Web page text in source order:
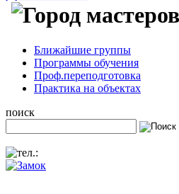
Ближайшие группы
Программы обучения
Проф.переподготовка
Практика на объектах
поиск